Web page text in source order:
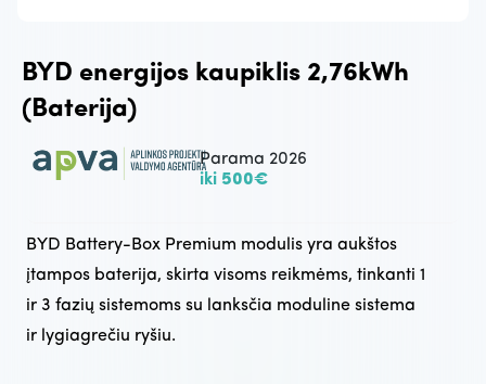
BYD energijos kaupiklis 2,76kWh
(Baterija)
Parama 2026
iki 500€
BYD Battery-Box Premium modulis yra aukštos
įtampos baterija, skirta visoms reikmėms, tinkanti 1
ir 3 fazių sistemoms su lanksčia moduline sistema
ir lygiagrečiu ryšiu.